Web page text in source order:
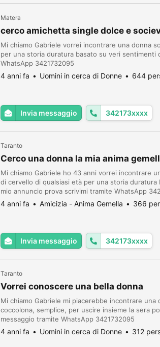
Matera
cerco amichetta single dolce e
Mi chiamo Gabriele vorrei incontrare una donna
per una storia duratura basato su veri sentimenti
WhatsApp 3421732095
4 anni fa Uomini in cerca di Donne 644
Invia messaggio 342173xxxx
Taranto
Cerco una donna la mia anima
Mi chiamo Gabriele ho 43 anni vorrei incontrare
di cervello di qualsiasi età per una storia
mio annuncio prova scrivimi tramite WhatsApp
4 anni fa Amicizia - Anima Gemella 366
Invia messaggio 342173xxxx
Taranto
Vorrei conoscere una bella donna
Mi chiamo Gabriele mi piacerebbe incontrare una
coccolona, semplice, per uscire insieme la sera
messaggio tramite WhatsApp 3421732095
4 anni fa Uomini in cerca di Donne 312